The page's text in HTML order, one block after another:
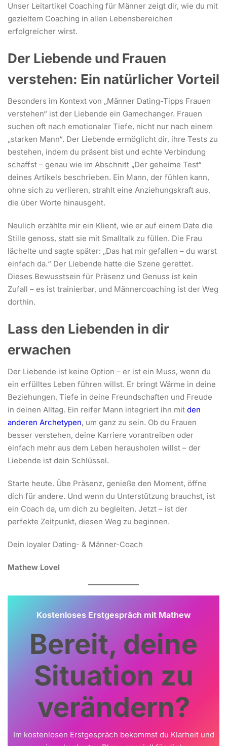
Unser Leitartikel Coaching für Männer zeigt dir, wie du mit
gezieltem Coaching in allen Lebensbereichen
erfolgreicher wirst.
Der Liebende und Frauen
verstehen: Ein natürlicher Vorteil
Besonders im Kontext von „Männer Dating-Tipps Frauen
verstehen“ ist der Liebende ein Gamechanger. Frauen
suchen oft nach emotionaler Tiefe, nicht nur nach einem
„starken Mann“. Der Liebende ermöglicht dir, ihre Tests zu
bestehen, indem du präsent bist und echte Verbindung
schaffst – genau wie im Abschnitt „Der geheime Test“
deines Artikels beschrieben. Ein Mann, der fühlen kann,
ohne sich zu verlieren, strahlt eine Anziehungskraft aus,
die über Worte hinausgeht.
Neulich erzählte mir ein Klient, wie er auf einem Date die
Stille genoss, statt sie mit Smalltalk zu füllen. Die Frau
lächelte und sagte später: „Das hat mir gefallen – du warst
einfach da.“ Der Liebende hatte die Szene gerettet.
Dieses Bewusstsein für Präsenz und Genuss ist kein
Zufall – es ist trainierbar, und Männercoaching ist der Weg
dorthin.
Lass den Liebenden in dir
erwachen
Der Liebende ist keine Option – er ist ein Muss, wenn du
ein erfülltes Leben führen willst. Er bringt Wärme in deine
Beziehungen, Tiefe in deine Freundschaften und Freude
in deinen Alltag. Ein reifer Mann integriert ihn mit den
anderen Archetypen, um ganz zu sein. Ob du Frauen
besser verstehen, deine Karriere vorantreiben oder
einfach mehr aus dem Leben herausholen willst – der
Liebende ist dein Schlüssel.
Starte heute. Übe Präsenz, genieße den Moment, öffne
dich für andere. Und wenn du Unterstützung brauchst, ist
ein Coach da, um dich zu begleiten. Jetzt – ist der
perfekte Zeitpunkt, diesen Weg zu beginnen.
Dein loyaler Dating- & Männer-Coach
Mathew Lovel
Kostenloses Erstgespräch mit Mathew
Bereit, deine
Situation zu
verändern?
Im kostenlosen Erstgespräch bekommst du Klarheit und